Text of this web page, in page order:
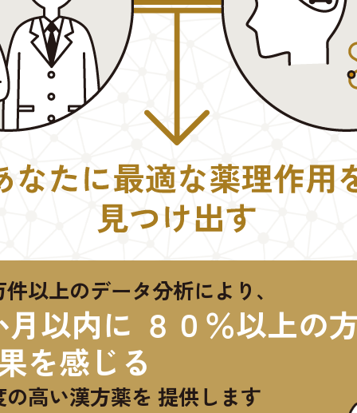
以上のデータ分析により、
月以内に ８０％以上の
を感じる
の高い漢方薬を 提供します